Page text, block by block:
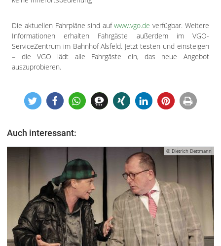
Die aktuellen Fahrpläne sind aufwww.vgo.de verfügbar. Weitere
Informationen erhalten Fahrgäste außerdem im VGO-
ServiceZentrum im Bahnhof Alsfeld. Jetzt testen und einsteigen
– die VGO lädt alle Fahrgäste ein, das neue Angebot
auszuprobieren.
Auch interessant:
© Dietrich Dettmann